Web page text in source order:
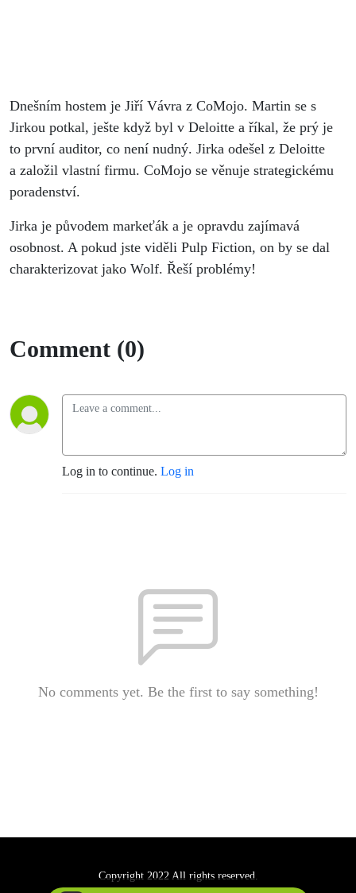
Dnešním hostem je Jiří Vávra z CoMojo. Martin se s
Jirkou potkal, ješte když byl v Deloitte a říkal, že prý je
to první auditor, co není nudný. Jirka odešel z Deloitte
a založil vlastní firmu. CoMojo se věnuje strategickému
poradenství.
Jirka je původem markeťák a je opravdu zajímavá
osobnost. A pokud jste viděli Pulp Fiction, on by se dal
charakterizovat jako Wolf. Řeší problémy!
Comment (0)
Log in to continue. Log in
No comments yet. Be the first to say something!
Copyright 2022 All rights reserved.